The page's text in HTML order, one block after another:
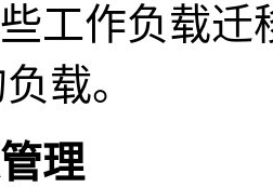
工作负载迁
载。
理